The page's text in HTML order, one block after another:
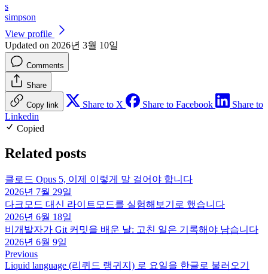
s
simpson
View profile
Updated on 2026년 3월 10일
Comments
Share
Copy link Share to X Share to Facebook
Share to
Linkedin
Copied
Related posts
클로드 Opus 5, 이제 이렇게 말 걸어야 합니다
2026년 7월 29일
다크모드 대신 라이트모드를 실험해보기로 했습니다
2026년 6월 18일
비개발자가 Git 커밋을 배운 날: 고친 일은 기록해야 남습니다
2026년 6월 9일
Previous
Liquid language (리퀴드 랭귀지) 로 요일을 한글로 불러오기